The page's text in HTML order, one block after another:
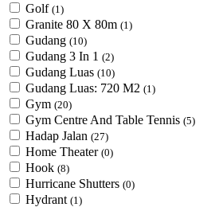
Golf (1)
Granite 80 X 80m (1)
Gudang (10)
Gudang 3 In 1 (2)
Gudang Luas (10)
Gudang Luas: 720 M2 (1)
Gym (20)
Gym Centre And Table Tennis (5)
Hadap Jalan (27)
Home Theater (0)
Hook (8)
Hurricane Shutters (0)
Hydrant (1)